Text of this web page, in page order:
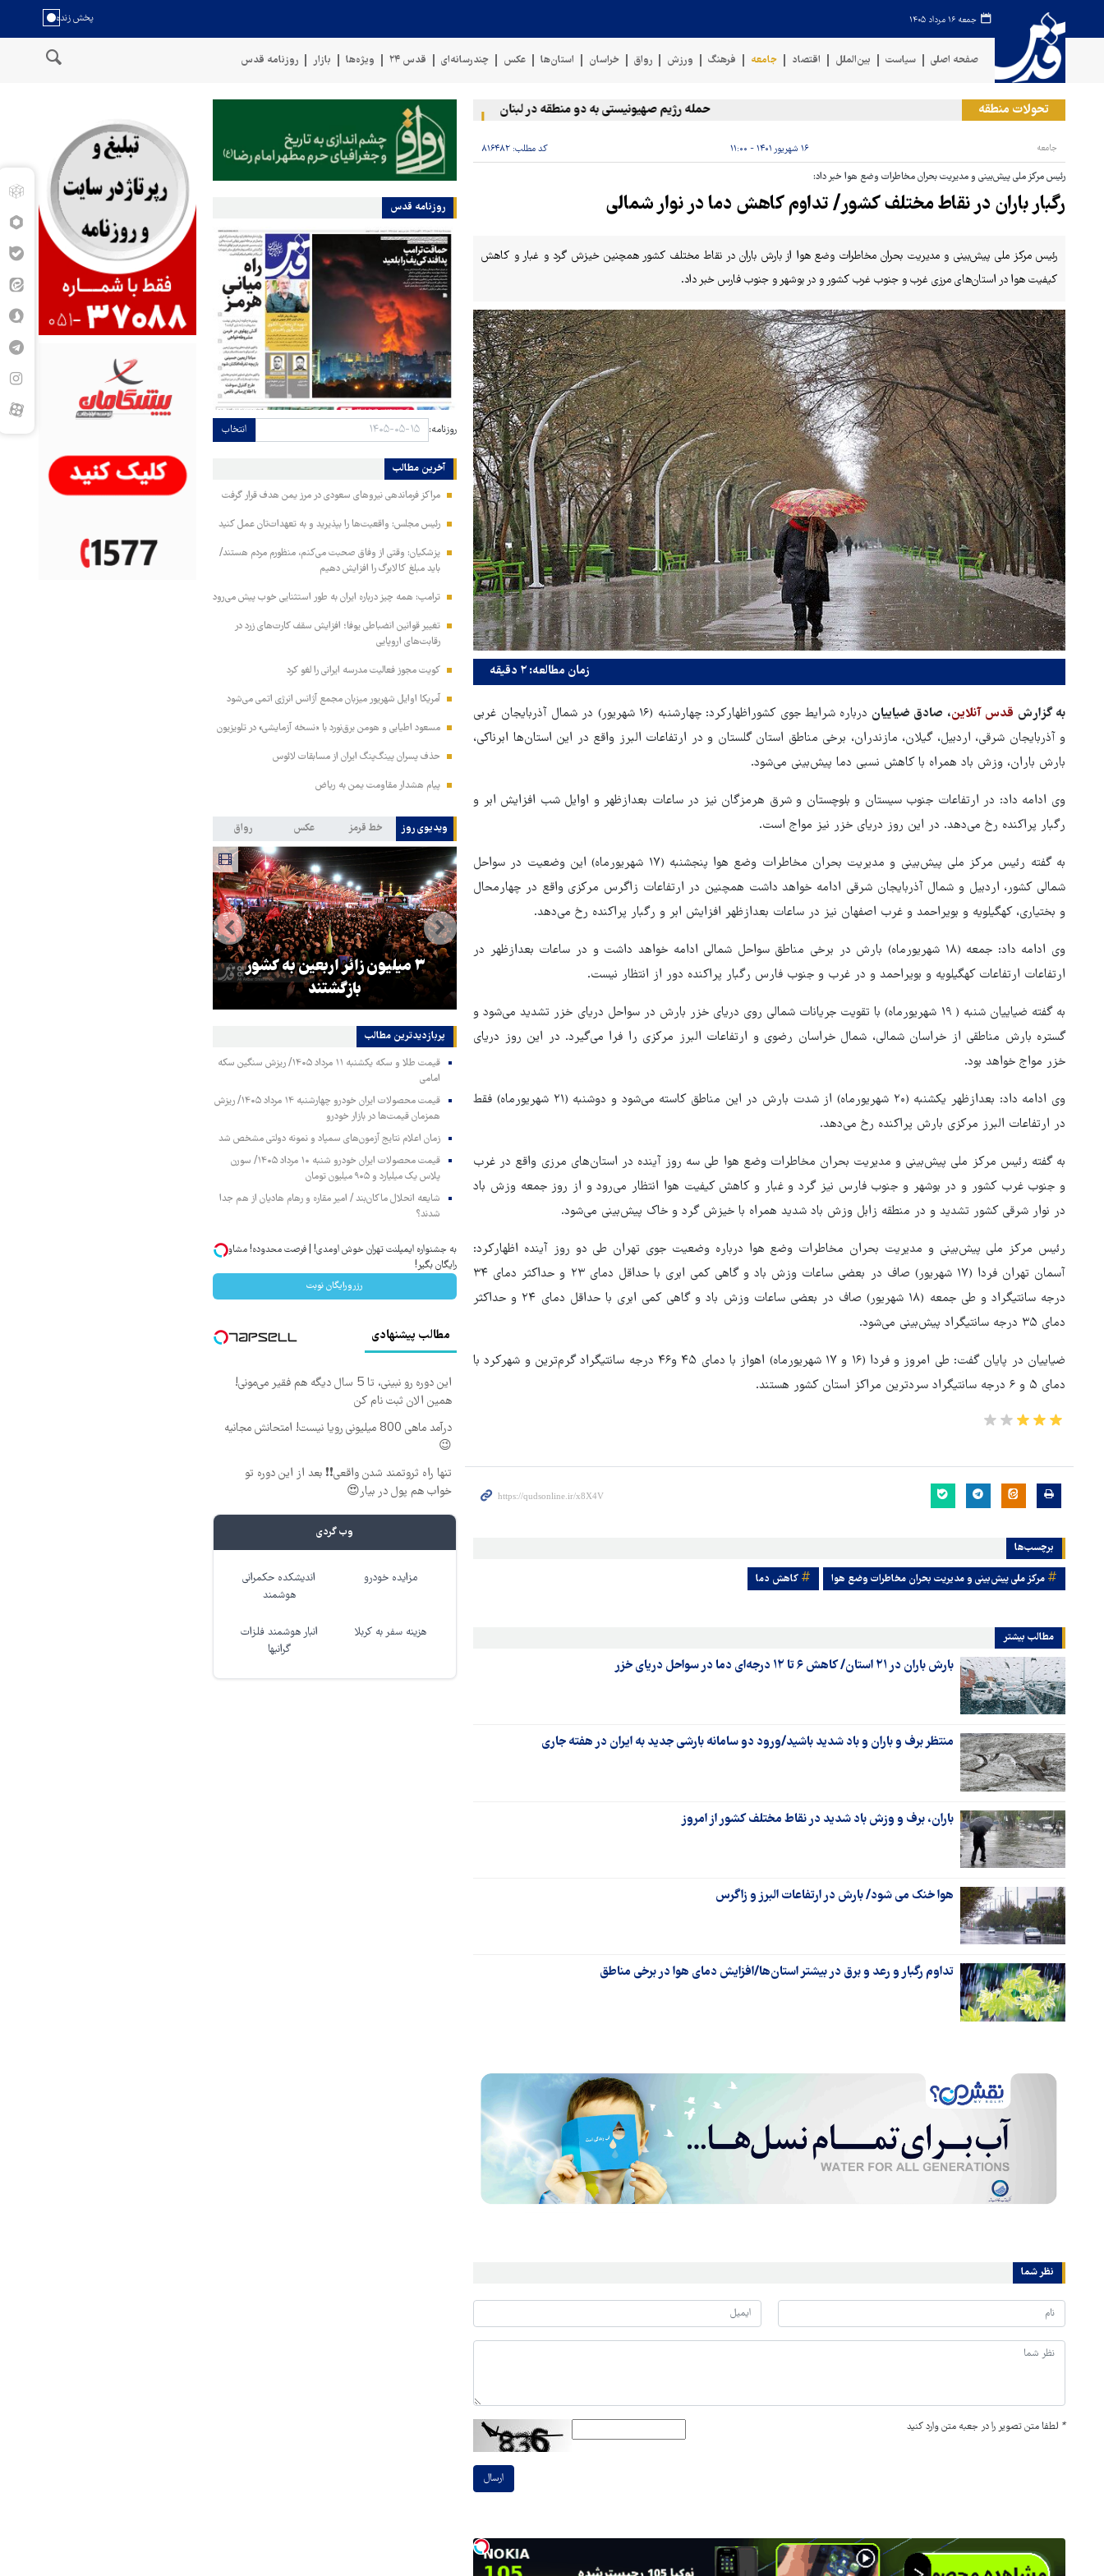
جمعه ۱۶ مرداد ۱۴۰۵
صفحه اصلی سیاست بین‌الملل اقتصاد جامعه فرهنگ ورزش رواق خراسان استان‌ها عکس چندرسانه‌ای قدس ۲۴ ویژه‌ها بازار روزنامه قدس
تحولات منطقه حمله رژیم صهیونیستی به دو منطقه در لبنان وقوع حادثه دریایی در سواحل عمان
جامعه ۱۶ شهریور ۱۴۰۱ - ۱۱:۰۰ کد مطلب: ۸۱۶۴۸۲
رئیس مرکز ملی پیش‌بینی و مدیریت بحران مخاطرات وضع هوا خبر داد:
رگبار باران در نقاط مختلف کشور/ تداوم کاهش دما در نوار شمالی
رئیس مرکز ملی پیش‌بینی و مدیریت بحران مخاطرات وضع هوا از بارش باران در نقاط مختلف کشور همچنین خیزش گرد و غبار و کاهش
کیفیت هوا در استان‌های مرزی غرب و جنوب غرب کشور و در بوشهر و جنوب فارس خبر داد.
زمان مطالعه: ۲ دقیقه
به گزارش قدس آنلاین، صادق ضیاییان
درباره شرایط جوی کشوراظهارکرد: چهارشنبه (۱۶ شهریور) در شمال آذربایجان غربی
و آذربایجان شرقی، اردبیل، گیلان، مازندران، برخی مناطق استان گلستان و در ارتفاعات البرز واقع در این استان‌ها ابرناکی،
بارش باران، وزش باد همراه با کاهش نسبی دما پیش‌بینی می‌شود.
وی ادامه داد: در ارتفاعات جنوب سیستان و بلوچستان و شرق هرمزگان نیز در ساعات بعدازظهر و اوایل شب افزایش ابر و
رگبار پراکنده رخ می‌دهد. در این روز دریای خزر نیز مواج است.
به گفته رئیس مرکز ملی پیش‌بینی و مدیریت بحران مخاطرات وضع هوا پنجشنبه (۱۷ شهریورماه) این وضعیت در سواحل
شمالی کشور، اردبیل و شمال آذربایجان شرقی ادامه خواهد داشت همچنین در ارتفاعات زاگرس مرکزی واقع در چهارمحال
و بختیاری، کهگیلویه و بویراحمد و غرب اصفهان نیز در ساعات بعدازظهر افزایش ابر و رگبار پراکنده رخ می‌دهد.
وی ادامه داد: جمعه (۱۸ شهریورماه) بارش در برخی مناطق سواحل شمالی ادامه خواهد داشت و در ساعات بعدازظهر در
ارتفاعات ارتفاعات کهگیلویه و بویراحمد و در غرب و جنوب فارس رگبار پراکنده دور از انتظار نیست.
به گفته ضیاییان شنبه ( ۱۹ شهریورماه) با تقویت جریانات شمالی روی دریای خزر بارش در سواحل دریای خزر تشدید می‌شود و
گستره بارش مناطقی از خراسان شمالی، شمال خراسان رضوی و ارتفاعات البرز مرکزی را فرا می‌گیرد. در این روز دریای
خزر مواج خواهد بود.
وی ادامه داد: بعدازظهر یکشنبه (۲۰ شهریورماه) از شدت بارش در این مناطق کاسته می‌شود و دوشنبه (۲۱ شهریورماه) فقط
در ارتفاعات البرز مرکزی بارش پراکنده رخ می‌دهد.
به گفته رئیس مرکز ملی پیش‌بینی و مدیریت بحران مخاطرات وضع هوا طی سه روز آینده در استان‌های مرزی واقع در غرب
و جنوب غرب کشور و در بوشهر و جنوب فارس نیز گرد و غبار و کاهش کیفیت هوا انتظار می‌رود و از روز جمعه وزش باد
در نوار شرقی کشور تشدید و در منطقه زابل وزش باد شدید همراه با خیزش گرد و خاک پیش‌بینی می‌شود.
رئیس مرکز ملی پیش‌بینی و مدیریت بحران مخاطرات وضع هوا درباره وضعیت جوی تهران طی دو روز آینده اظهارکرد:
آسمان تهران فردا (۱۷ شهریور) صاف در بعضی ساعات وزش باد و گاهی کمی ابری با حداقل دمای ۲۳ و حداکثر دمای ۳۴
درجه سانتیگراد و طی ‌جمعه (۱۸ شهریور) صاف در بعضی ساعات وزش باد و گاهی کمی ابری با حداقل دمای ۲۴ و حداکثر
دمای ۳۵ درجه سانتیگراد پیش‌بینی می‌شود.
ضیاییان در پایان گفت: طی امروز و فردا (۱۶ و ۱۷ شهریورماه) اهواز با دمای ۴۵ و۴۶ درجه سانتیگراد گرم‌ترین و شهرکرد با
دمای ۵ و ۶ درجه سانتیگراد سردترین مراکز استان‌ کشور هستند.
برچسب‌ها
مرکز ملی پیش‌بینی و مدیریت بحران مخاطرات وضع هوا کاهش دما
مطالب بیشتر
بارش باران در ۲۱ استان/ کاهش ۶ تا ۱۲ درجه‌ای دما در سواحل دریای خزر
منتظر برف و باران و باد شدید باشید/ورود دو سامانه بارشی جدید به ایران در هفته جاری
باران، برف و وزش باد شدید در نقاط مختلف کشور از امروز
هوا خنک می شود/ بارش در ارتفاعات البرز و زاگرس
تداوم رگبار و رعد و برق در بیشتر استان‌ها/افزایش دمای هوا در برخی مناطق
نظر شما
* لطفا متن تصویر را در جعبه متن وارد کنید
ارسال
روزنامه قدس
روزنامه: انتخاب
آخرین مطالب
مراکز فرماندهی نیروهای سعودی در مرز یمن هدف قرار گرفت
رئیس مجلس: واقعیت‌ها را بپذیرید و به تعهدات‌تان عمل کنید
پزشکیان: وقتی از وفاق صحبت می‌کنم، منظورم مردم هستند/
باید مبلغ کالابرگ را افزایش دهیم
ترامپ: همه چیز درباره ایران به طور استثنایی خوب پیش می‌رود
تغییر قوانین انضباطی یوفا؛ افزایش سقف کارت‌های زرد در
رقابت‌های اروپایی
کویت مجوز فعالیت مدرسه ایرانی را لغو کرد
آمریکا اوایل شهریور میزبان مجمع آژانس انرژی اتمی می‌شود
مسعود اطیابی و هومن برق‌نورد با «نسخه آزمایشی» در تلویزیون
حذف پسران پینگ‌پنگ ایران از مسابقات لائوس
پیام هشدار مقاومت یمن به ریاض
ویدیوی روز خط قرمز عکس رواق
هماهنگی محور مقاومت، آمریکا را
ترامپ نماد فساد، اقتدارگرایی و
۳ میلیون زائر اربعین به کشور
بازگشتند
پربازدیدترین‌ مطالب
قیمت طلا و سکه یکشنبه ۱۱ مرداد ۱۴۰۵/ ریزش سنگین سکه
امامی
قیمت محصولات ایران خودرو چهارشنبه ۱۴ مرداد ۱۴۰۵/ ریزش
همزمان قیمت‌ها در بازار خودرو
زمان اعلام نتایج آزمون‌های سمپاد و نمونه دولتی مشخص شد
قیمت محصولات ایران خودرو شنبه ۱۰ مرداد ۱۴۰۵/ سورن
پلاس یک میلیارد و ۹۰۵ میلیون تومان
شایعه انحلال ماکان‌بند / امیر مقاره و رهام هادیان از هم جدا
شدند؟
به جشنواره ایمپلنت تهران خوش اومدی! | فرصت محدوده! مشاوره
رایگان بگیر!
رزرورایگان نوبت
مطالب پیشنهادی
این دوره رو نبینی، تا 5 سال دیگه هم فقیر می‌مونی!
همین الان ثبت نام کن
درآمد ماهی 800 میلیونی رویا نیست! امتحانش مجانیه
😉
تنها راه ثروتمند شدن واقعی❗❗ بعد از این دوره تو
خواب هم پول در بیار😍
وب گردی
مزایده خودرو
اندیشکده حکمرانی
هوشمند
هزینه سفر به کربلا
انبار هوشمند فلزات
گرانبها